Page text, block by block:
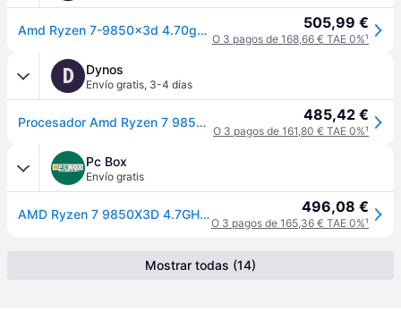
Amd Ryzen 7-9850x3d 4.70ghz Socket Am5 Cpu Transparente 505,99 €
O 3 pagos de 168,66 € TAE 0%¹
D Dynos
Envío gratis, 3-4 días
Procesador Amd Ryzen 7 9850X3D 8 Core 4.2Ghz 104Mb Am5 Box 485,42 €
O 3 pagos de 161,80 € TAE 0%¹
Pc Box
Envío gratis
AMD Ryzen 7 9850X3D 4.7GHz Socket AM5 120 496,08 €
O 3 pagos de 165,36 € TAE 0%¹
Mostrar todas (14)